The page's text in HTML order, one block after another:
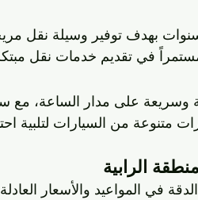
بهدف توفير وسيلة نقل
في تقديم خدمات نقل
وسريعة على مدار الساعة، مع
متنوعة من السيارات لتلبية
في المواعيد والأسعار